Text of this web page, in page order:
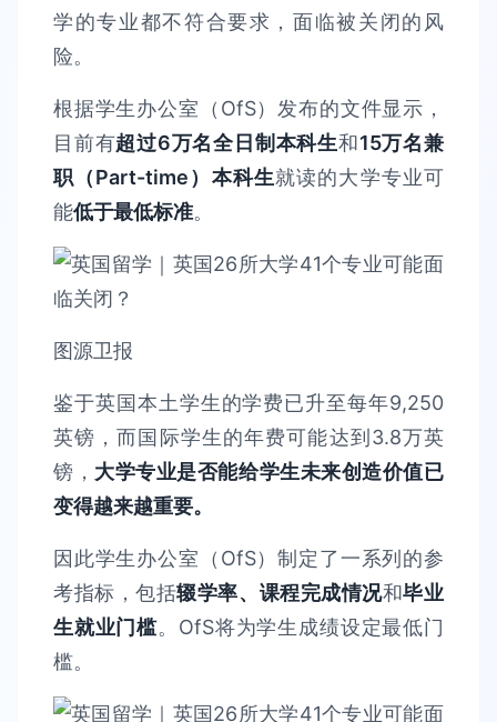
学的专业都不符合要求，面临被关闭的风
险。
根据学生办公室（OfS）发布的文件显示，
目前有超过6万名全日制本科生和15万名兼
职（Part-time）本科生就读的大学专业可
能低于最低标准。
图源卫报
鉴于英国本土学生的学费已升至每年9,250
英镑，而国际学生的年费可能达到3.8万英
镑， 大学专业是否能给学生未来创造价值已
变得越来越重要。
因此学生办公室（OfS）制定了一系列的参
考指标，包括辍学率、课程完成情况和毕业
生就业门槛。OfS将为学生成绩设定最低门
槛。